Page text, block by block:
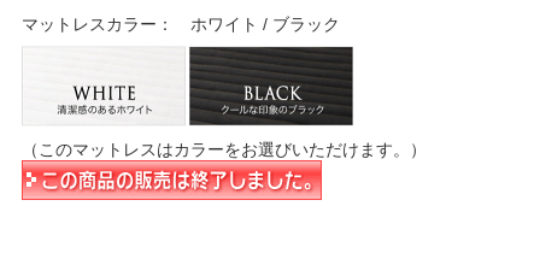
マットレスカラー： ホワイト / ブラック
（このマットレスはカラーをお選びいただけます。）